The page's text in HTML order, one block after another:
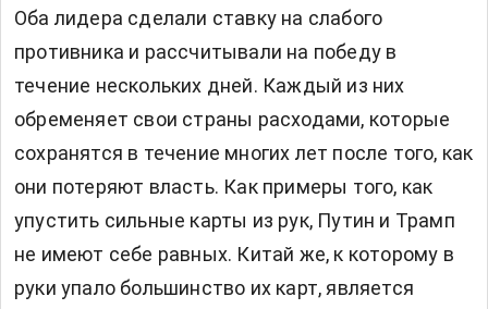
Оба лидера сделали ставку на слабого
противника и рассчитывали на победу в
течение нескольких дней. Каждый из них
обременяет свои страны расходами, которые
сохранятся в течение многих лет после того, как
они потеряют власть. Как примеры того, как
упустить сильные карты из рук, Путин и Трамп
не имеют себе равных. Китай же, к которому в
руки упало большинство их карт, является